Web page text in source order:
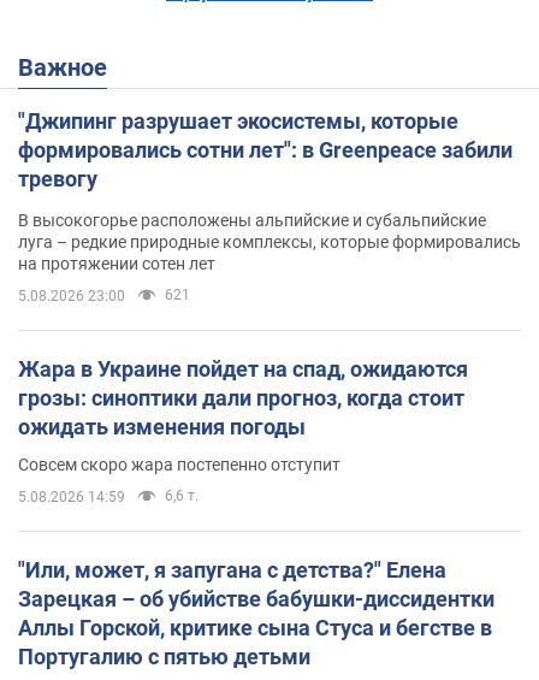
Важное
"Джипинг разрушает экосистемы, которые
формировались сотни лет": в Greenpeace забили
тревогу
В высокогорье расположены альпийские и субальпийские
луга – редкие природные комплексы, которые формировались
на протяжении сотен лет
5.08.2026 23:00 621
Жара в Украине пойдет на спад, ожидаются
грозы: синоптики дали прогноз, когда стоит
ожидать изменения погоды
Совсем скоро жара постепенно отступит
5.08.2026 14:59 6,6 т.
"Или, может, я запугана с детства?" Елена
Зарецкая – об убийстве бабушки-диссидентки
Аллы Горской, критике сына Стуса и бегстве в
Португалию с пятью детьми